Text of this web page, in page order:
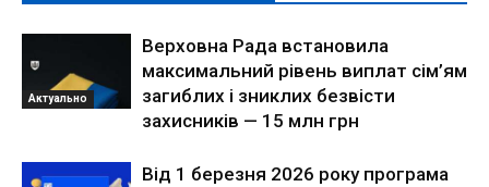
Актуально
Верховна Рада встановила
максимальний рівень виплат сім’ям
загиблих і зниклих безвісти
захисників — 15 млн грн
Від 1 березня 2026 року програма